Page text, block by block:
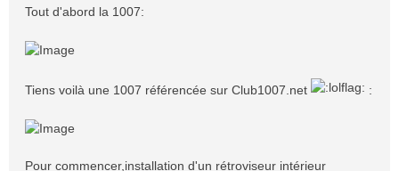
Tout d'abord la 1007:
Tiens voilà une 1007 référencée sur Club1007.net :
Pour commencer,installation d'un rétroviseur intérieur